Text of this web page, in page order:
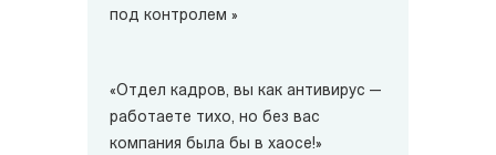
под контролем »
«Отдел кадров, вы как антивирус —
работаете тихо, но без вас
компания была бы в хаосе!»